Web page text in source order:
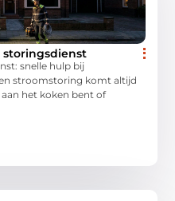
storingsdienst
snelle hulp bij
stroomstoring komt altijd
het koken bent of